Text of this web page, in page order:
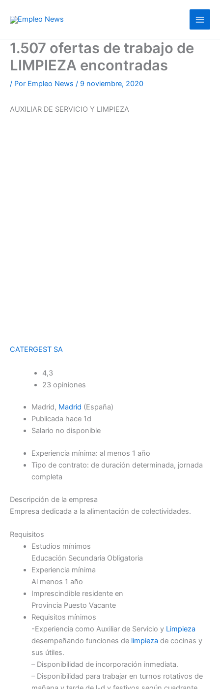
1.507 ofertas de trabajo de
LIMPIEZA encontradas
/ Por Empleo News / 9 noviembre, 2020
AUXILIAR DE SERVICIO Y LIMPIEZA
CATERGEST SA
4,3
23 opiniones
Madrid, Madrid (España)
Publicada hace 1d
Salario no disponible
Experiencia mínima: al menos 1 año
Tipo de contrato: de duración determinada, jornada
completa
Descripción de la empresa
Empresa dedicada a la alimentación de colectividades.
Requisitos
Estudios mínimos
Educación Secundaria Obligatoria
Experiencia mínima
Al menos 1 año
Imprescindible residente en
Provincia Puesto Vacante
Requisitos mínimos
-Experiencia como Auxiliar de Servicio y Limpieza
desempeñando funciones de limpieza de cocinas y
sus útiles.
– Disponibilidad de incorporación inmediata.
– Disponibilidad para trabajar en turnos rotativos de